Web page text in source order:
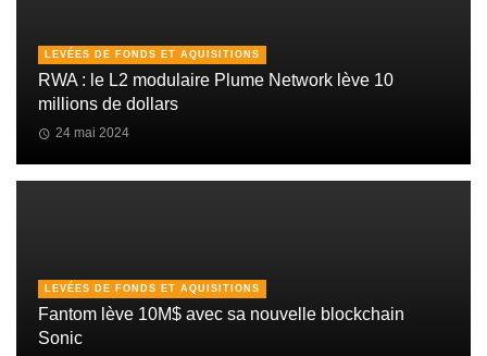
LEVÉES DE FONDS ET AQUISITIONS
RWA : le L2 modulaire Plume Network lève 10
millions de dollars
24 mai 2024
LEVÉES DE FONDS ET AQUISITIONS
Fantom lève 10M$ avec sa nouvelle blockchain
Sonic